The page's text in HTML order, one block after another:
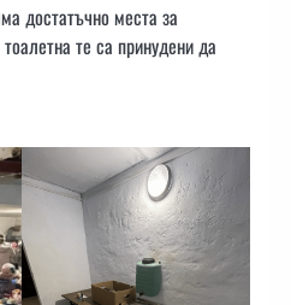
достатъчно места за
те са принудени да